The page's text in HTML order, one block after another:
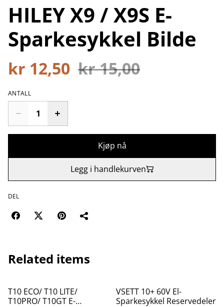
HILEY X9 / X9S E-
Sparkesykkel Bilde
kr 12,50 kr 15,00
ANTALL
Kjøp nå
Legg i handlekurven
DEL
Related items
T10 ECO/ T10 LITE/
T10PRO/ T10GT E-
%
VSETT 10+ 60V El-
Sparkesykkel Reservedeler